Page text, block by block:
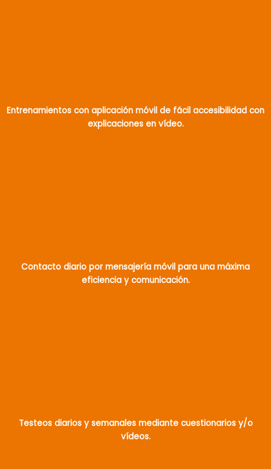
Entrenamientos con aplicación móvil de fácil accesibilidad con
explicaciones en vídeo.
Contacto diario por mensajería móvil para una máxima
eficiencia y comunicación.
Testeos diarios y semanales mediante cuestionarios y/o
vídeos.